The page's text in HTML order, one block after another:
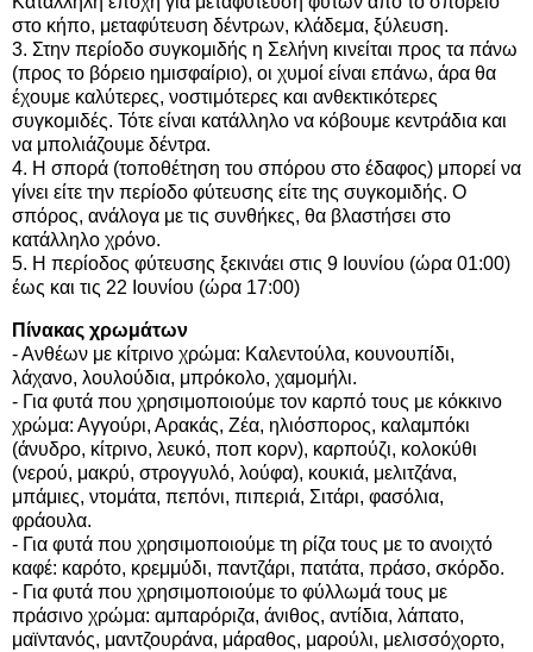
στο κήπο, μεταφύτευση δέντρων, κλάδεμα, ξύλευση.
3. Στην περίοδο συγκομιδής η Σελήνη κινείται προς τα πάνω
(προς το βόρειο ημισφαίριο), οι χυμοί είναι επάνω, άρα θα
έχουμε καλύτερες, νοστιμότερες και ανθεκτικότερες
συγκομιδές. Τότε είναι κατάλληλο να κόβουμε κεντράδια και
να μπολιάζουμε δέντρα.
4. Η σπορά (τοποθέτηση του σπόρου στο έδαφος) μπορεί να
γίνει είτε την περίοδο φύτευσης είτε της συγκομιδής. Ο
σπόρος, ανάλογα με τις συνθήκες, θα βλαστήσει στο
κατάλληλο χρόνο.
5. Η περίοδος φύτευσης ξεκινάει στις 9 Ιουνίου (ώρα 01:00)
έως και τις 22 Ιουνίου (ώρα 17:00)
Πίνακας χρωμάτων
- Ανθέων με κίτρινο χρώμα: Καλεντούλα, κουνουπίδι,
λάχανο, λουλούδια, μπρόκολο, χαμομήλι.
- Για φυτά που χρησιμοποιούμε τον καρπό τους με κόκκινο
χρώμα: Αγγούρι, Αρακάς, Ζέα, ηλιόσπορος, καλαμπόκι
(άνυδρο, κίτρινο, λευκό, ποπ κορν), καρπούζι, κολοκύθι
(νερού, μακρύ, στρογγυλό, λούφα), κουκιά, μελιτζάνα,
μπάμιες, ντομάτα, πεπόνι, πιπεριά, Σιτάρι, φασόλια,
φράουλα.
- Για φυτά που χρησιμοποιούμε τη ρίζα τους με το ανοιχτό
καφέ: καρότο, κρεμμύδι, παντζάρι, πατάτα, πράσο, σκόρδο.
- Για φυτά που χρησιμοποιούμε το φύλλωμά τους με
πράσινο χρώμα: αμπαρόριζα, άνιθος, αντίδια, λάπατο,
μαϊντανός, μαντζουράνα, μάραθος, μαρούλι, μελισσόχορτο,